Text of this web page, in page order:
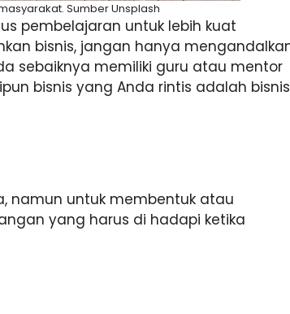
Sumber Unsplash
pembelajaran untuk lebih kuat
bisnis, jangan hanya
sebaiknya memiliki guru atau mentor
bisnis yang Anda rintis adalah bisnis
namun untuk membentuk atau
yang harus di hadapi ketika